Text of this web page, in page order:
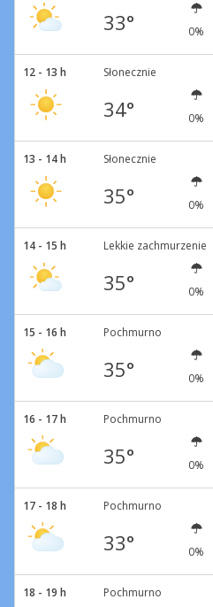
33° 0%
12 - 13 h Słonecznie
34° 0%
13 - 14 h Słonecznie
35° 0%
14 - 15 h Lekkie zachmurzenie
35° 0%
15 - 16 h Pochmurno
35° 0%
16 - 17 h Pochmurno
35° 0%
17 - 18 h Pochmurno
33° 0%
18 - 19 h Pochmurno